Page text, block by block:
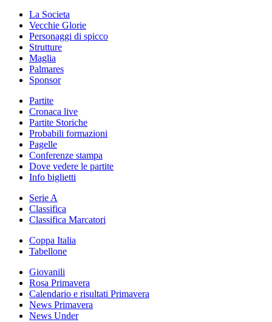
La Societa
Vecchie Glorie
Personaggi di spicco
Strutture
Maglia
Palmares
Sponsor
Partite
Cronaca live
Partite Storiche
Probabili formazioni
Pagelle
Conferenze stampa
Dove vedere le partite
Info biglietti
Serie A
Classifica
Classifica Marcatori
Coppa Italia
Tabellone
Giovanili
Rosa Primavera
Calendario e risultati Primavera
News Primavera
News Under